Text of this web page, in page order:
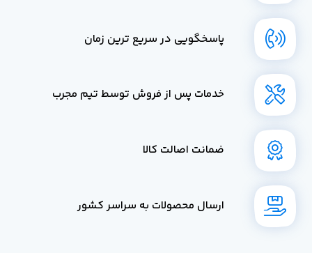
پاسخگویی در سریع ترین زمان
خدمات پس از فروش توسط تیم مجرب
ضمانت اصالت کالا
ارسال محصولات به سراسر کشور